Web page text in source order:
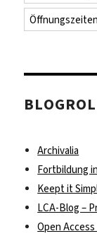
Öffnungszeiten
Archivalia
Fortbildung
Keept it
LCA-Blog –
Open